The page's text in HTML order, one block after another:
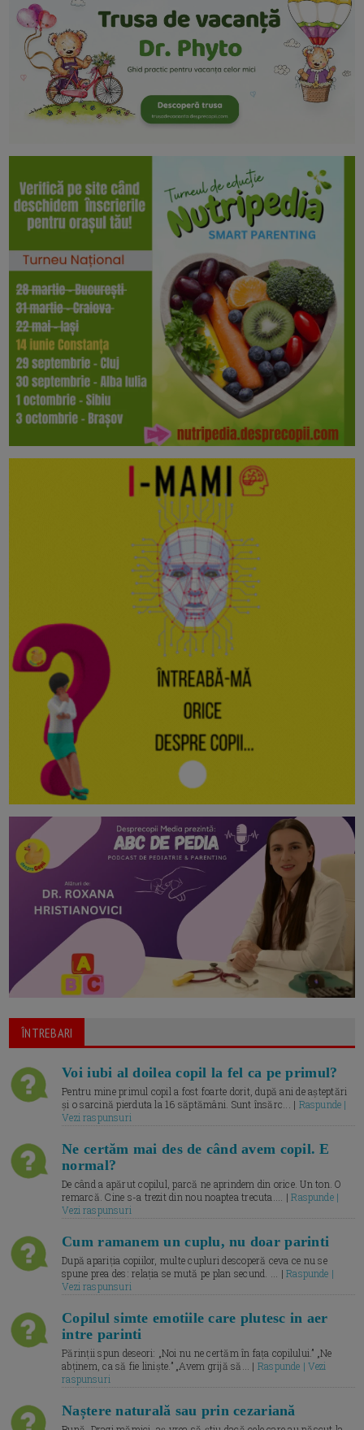
ÎNTREBARI
Voi iubi al doilea copil la fel ca pe primul?
Pentru mine primul copil a fost foarte dorit, după ani de așteptări
și o sarcină pierduta la 16 săptămâni. Sunt însărc... | Raspunde |
Vezi raspunsuri
Ne certăm mai des de când avem copil. E
normal?
De când a apărut copilul, parcă ne aprindem din orice. Un ton. O
remarcă. Cine s-a trezit din nou noaptea trecuta.... |Raspunde |
Vezi raspunsuri
Cum ramanem un cuplu, nu doar parinti
După apariția copiilor, multe cupluri descoperă ceva ce nu se
spune prea des: relația se mută pe plan secund. ... |Raspunde |
Vezi raspunsuri
Copilul simte emotiile care plutesc in aer
intre parinti
Părinții spun deseori: „Noi nu ne certăm în fața copilului.” „Ne
abținem, ca să fie liniște.” „Avem grijă să... | Raspunde | Vezi
raspunsuri
Naștere naturală sau prin cezariană